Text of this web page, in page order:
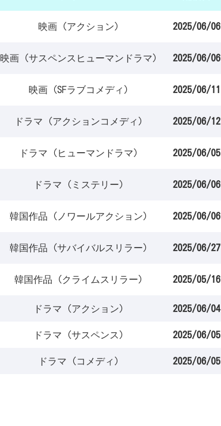
映画 (アクション) 2025/06/06
映画 (サスペンスヒューマンドラマ) 2025/06/06
映画 (SFラブコメディ) 2025/06/11
ドラマ (アクションコメディ) 2025/06/12
ドラマ (ヒューマンドラマ) 2025/06/05
ドラマ (ミステリー) 2025/06/06
韓国作品 (ノワールアクション) 2025/06/06
韓国作品 (サバイバルスリラー) 2025/06/27
韓国作品 (クライムスリラー) 2025/05/16
ドラマ (アクション) 2025/06/04
ドラマ (サスペンス) 2025/06/05
ドラマ (コメディ) 2025/06/05